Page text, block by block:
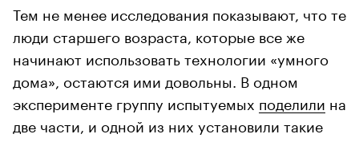
Тем не менее исследования показывают, что те
люди старшего возраста, которые все же
начинают использовать технологии «умного
дома», остаются ими довольны. В одном
эксперименте группу испытуемых поделили на
две части, и одной из них установили такие